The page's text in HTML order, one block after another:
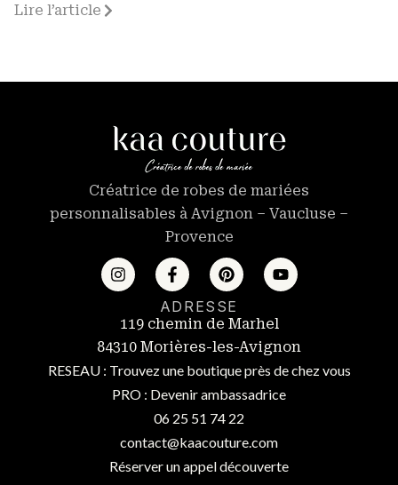
Lire l’article
ADRESSE
119 chemin de Marhel
84310 Morières-les-Avignon
RESEAU : Trouvez une boutique près de chez vous
PRO : Devenir ambassadrice
Créatrice de robes de mariées
personnalisables à Avignon – Vaucluse –
Provence
06 25 51 74 22
contact@kaacouture.com
Réserver un appel découverte